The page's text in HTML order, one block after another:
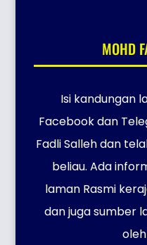
MOHD
Isi kandungan
Facebook dan
Fadli Salleh dan
beliau. Ada
laman Rasmi
dan juga sumber
oleh